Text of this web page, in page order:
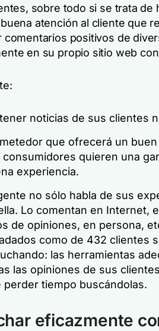
sobre todo si se trata
atención al cliente que
comentarios positivos de
en su propio sitio web
noticias de sus clientes
que ofrecerá un buen
consumidores quieren una
experiencia.
no sólo habla de sus
Lo comentan en Internet,
de opiniones, en persona,
como de 432 clientes
las herramientas
las opiniones de sus
perder tiempo buscándolas.
eficazmente